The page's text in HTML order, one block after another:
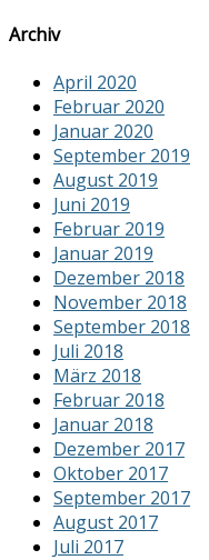
Archiv
April 2020
Februar 2020
Januar 2020
September 2019
August 2019
Juni 2019
Februar 2019
Januar 2019
Dezember 2018
November 2018
September 2018
Juli 2018
März 2018
Februar 2018
Januar 2018
Dezember 2017
Oktober 2017
September 2017
August 2017
Juli 2017